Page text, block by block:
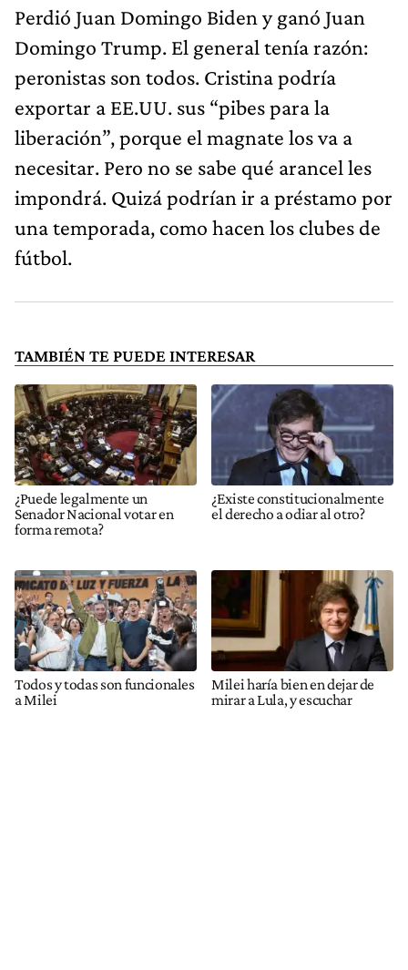
Perdió Juan Domingo Biden y ganó Juan
Domingo Trump. El general tenía razón:
peronistas son todos. Cristina podría
exportar a EE.UU. sus “pibes para la
liberación”, porque el magnate los va a
necesitar. Pero no se sabe qué arancel les
impondrá. Quizá podrían ir a préstamo por
una temporada, como hacen los clubes de
fútbol.
TAMBIÉN TE PUEDE INTERESAR
¿Puede legalmente un
Senador Nacional votar en
forma remota?
¿Existe constitucionalmente
el derecho a odiar al otro?
Todos y todas son funcionales
a Milei
Milei haría bien en dejar de
mirar a Lula, y escuchar